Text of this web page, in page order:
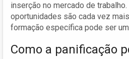
inserção no mercado de
oportunidades são cada vez
formação específica pode ser
Como a panificação